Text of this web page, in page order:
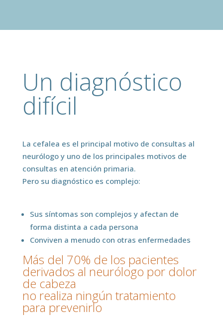
Un diagnóstico
difícil
La cefalea es el principal motivo de consultas al
neurólogo y uno de los principales motivos de
consultas en atención primaria.
Pero su diagnóstico es complejo:
Sus síntomas son complejos y afectan de
forma distinta a cada persona
Conviven a menudo con otras enfermedades
Más del 70% de los pacientes
derivados al neurólogo por dolor
de cabeza
no realiza ningún tratamiento
para prevenirlo